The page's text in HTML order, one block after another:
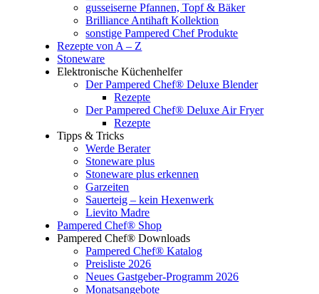
gusseiserne Pfannen, Topf & Bäker
Brilliance Antihaft Kollektion
sonstige Pampered Chef Produkte
Rezepte von A – Z
Stoneware
Elektronische Küchenhelfer
Der Pampered Chef® Deluxe Blender
Rezepte
Der Pampered Chef® Deluxe Air Fryer
Rezepte
Tipps & Tricks
Werde Berater
Stoneware plus
Stoneware plus erkennen
Garzeiten
Sauerteig – kein Hexenwerk
Lievito Madre
Pampered Chef® Shop
Pampered Chef® Downloads
Pampered Chef® Katalog
Preisliste 2026
Neues Gastgeber-Programm 2026
Monatsangebote